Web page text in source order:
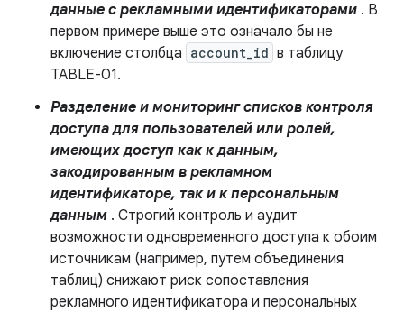
данные с рекламными идентификаторами . В
первом примере выше это означало бы не
включение столбца account_id в таблицу
TABLE-01.
Разделение и мониторинг списков контроля
доступа для пользователей или ролей,
имеющих доступ как к данным,
закодированным в рекламном
идентификаторе, так и к персональным
данным . Строгий контроль и аудит
возможности одновременного доступа к обоим
источникам (например, путем объединения
таблиц) снижают риск сопоставления
рекламного идентификатора и персональных